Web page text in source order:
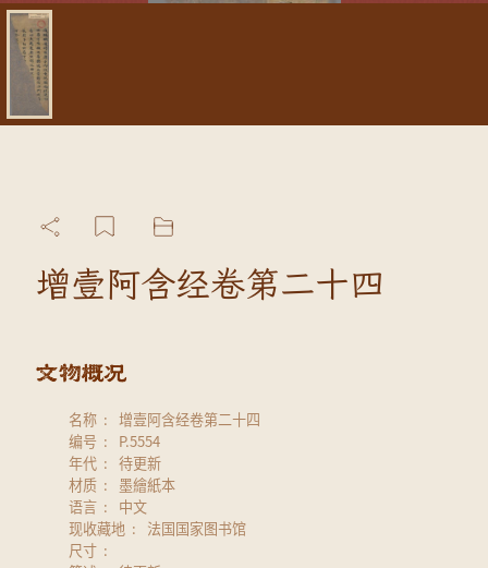
增壹阿含经卷第二十四
名称
增壹阿含经卷第二十四
编号
P.5554
年代
待更新
材质
墨繪紙本
语言
中文
现收藏地
法国国家图书馆
尺寸